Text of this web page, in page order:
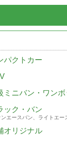
パクトカー
ミニバン・ワンボ
ック・バン
エースバン、ライトエー
オリジナル